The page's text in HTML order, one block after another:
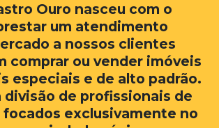
Ouro nasceu com o
um atendimento
a nossos clientes
comprar ou vender imóveis
especiais e de alto padrão.
divisão de profissionais de
exclusivamente no